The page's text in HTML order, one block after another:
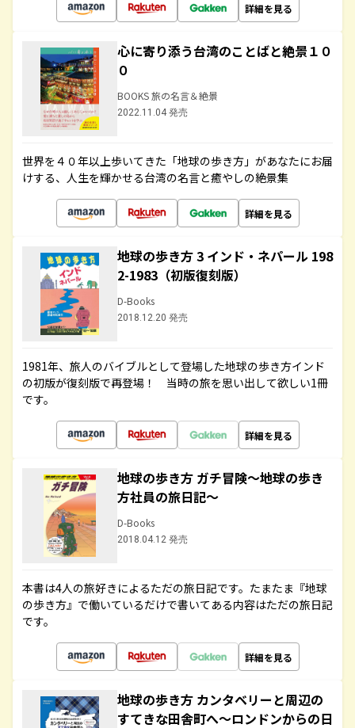
詳細を見る
心に寄り添う台湾のことばと絶景１０
０
BOOKS 旅の名言＆絶景
2022.11.04 発売
世界を４０年以上歩いてきた「地球の歩き方」があなたにお届
けする、人生を輝かせる台湾の名言と癒やしの絶景集
詳細を見る
地球の歩き方 3 インド・ネパール 198
2-1983（初版復刻版）
D-Books
2018.12.20 発売
1981年、旅人のバイブルとして登場した地球の歩き方インド
の初版が復刻版で再登場！ 当時の旅を思い出して欲しい1冊
です。
詳細を見る
地球の歩き方 ガチ冒険～地球の歩き
方社員の旅日記～
D-Books
2018.04.12 発売
本書は4人の旅好きによるただの旅日記です。たまたま『地球
の歩き方』で働いているだけで書いてある内容はただの旅日記
です。
詳細を見る
地球の歩き方 カンタベリーと周辺の
すてきな田舎町へ～ロンドンからの日